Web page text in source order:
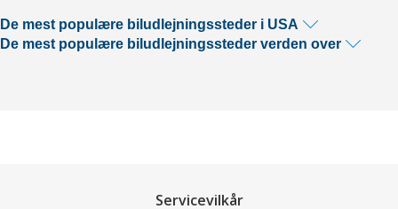
De mest populære biludlejningssteder i USA
De mest populære biludlejningssteder verden over
Servicevilkår